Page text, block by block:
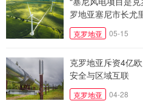
罗地亚塞尼市长尤
克罗地亚 05-15
克罗地亚斥资4亿
安全与区域互联
克罗地亚 04-28